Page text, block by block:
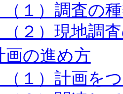
１）調査の
２）現地調
の進め方
１）計画を